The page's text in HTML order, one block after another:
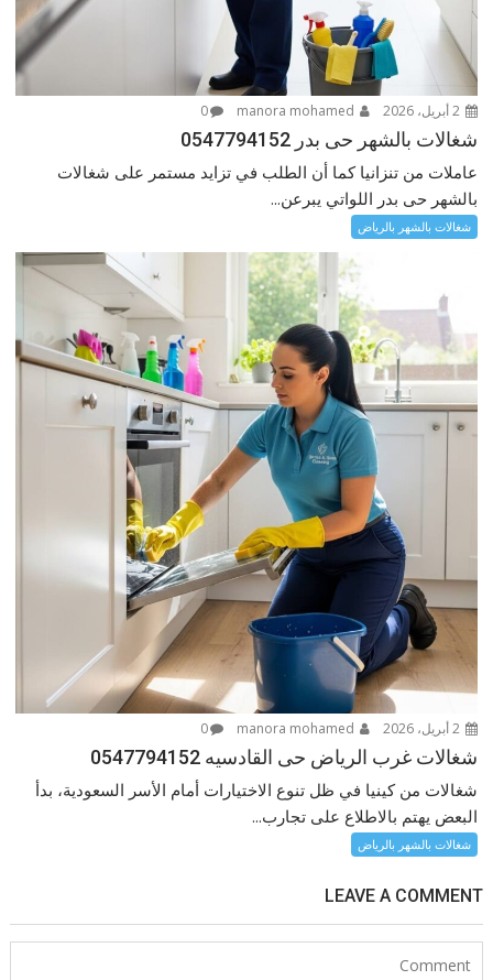
2 أبريل، 2026 0
شغالات بالشهر حى بدر 0547794152
عاملات من تنزانيا كما أن الطلب في تزايد مستمر على شغالات
بالشهر حى بدر اللواتي يبرعن...
شغالات بالشهر بالرياض
2 أبريل، 2026 0
شغالات غرب الرياض حى القادسيه 0547794152
شغالات من كينيا في ظل تنوع الاختيارات أمام الأسر السعودية، بدأ
البعض يهتم بالاطلاع على تجارب...
شغالات بالشهر بالرياض
LEAVE A COMMENT